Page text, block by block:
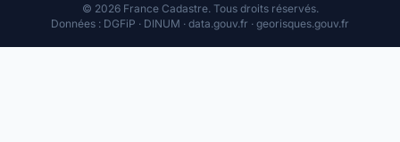
© 2026 France Cadastre. Tous droits réservés.
Données : DGFiP · DINUM · data.gouv.fr · georisques.gouv.fr